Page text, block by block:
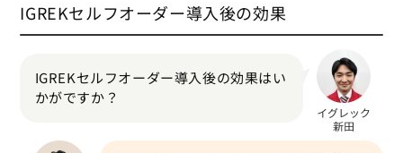
IGREKセルフオーダー導入後の効果
IGREKセルフオーダー導入後の効果はい
かがですか？